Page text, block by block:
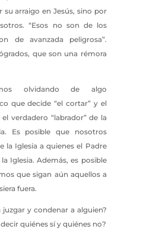
arraigo en Jesús, sino por
“Esos no son de los
de avanzada peligrosa”.
que son una rémora
olvidando de algo
que decide “el cortar” y el
el verdadero “labrador” de la
Es posible que nosotros
la Iglesia a quienes el Padre
Iglesia. Además, es posible
que sigan aún aquellos a
fuera.
juzgar y condenar a alguien?
quiénes sí y quiénes no?